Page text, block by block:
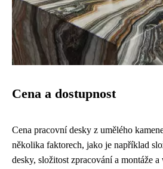
Cena a dostupnost
Cena pracovní desky z umělého
několika faktorech, jako je například
desky, složitost zpracování a montáže